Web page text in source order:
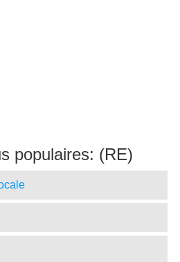
populaires: (RE)